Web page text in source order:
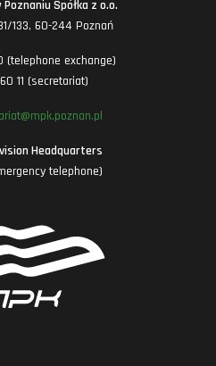
Spółka z o.o.
133, 60-244 Poznań
(telephone exchange)
11 (secretariat)
Headquarters
telephone)